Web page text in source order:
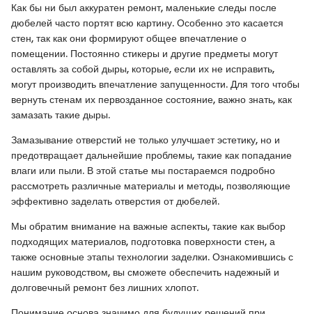
Как бы ни был аккуратен ремонт, маленькие следы после
дюбелей часто портят всю картину. Особенно это касается
стен, так как они формируют общее впечатление о
помещении. Постоянно стикеры и другие предметы могут
оставлять за собой дыры, которые, если их не исправить,
могут производить впечатление запущенности. Для того чтобы
вернуть стенам их первозданное состояние, важно знать, как
замазать такие дыры.
Замазывание отверстий не только улучшает эстетику, но и
предотвращает дальнейшие проблемы, такие как попадание
влаги или пыли. В этой статье мы постараемся подробно
рассмотреть различные материалы и методы, позволяющие
эффективно заделать отверстия от дюбелей.
Мы обратим внимание на важные аспекты, такие как выбор
подходящих материалов, подготовка поверхности стен, а
также основные этапы технологии заделки. Ознакомившись с
нашим руководством, вы сможете обеспечить надежный и
долговечный ремонт без лишних хлопот.